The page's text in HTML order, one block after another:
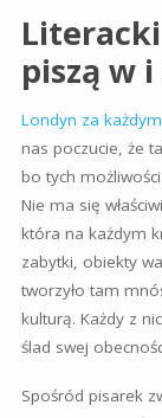
piszą w
Londyn za
nas poczucie, że
bo tych
Nie ma się
która na każdym
zabytki, obiekty
tworzyło tam
kulturą. Każdy z
ślad swej
Spośród pisarek